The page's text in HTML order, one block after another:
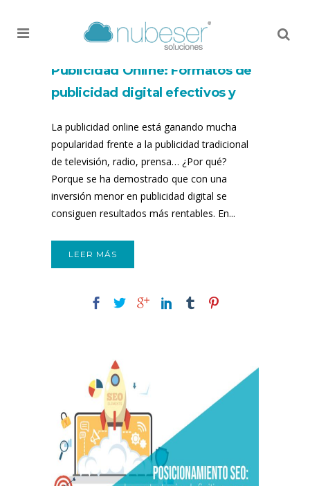
Publicidad Online: Formatos de
publicidad digital efectivos y
La publicidad online está ganando mucha
popularidad frente a la publicidad tradicional
de televisión, radio, prensa… ¿Por qué?
Porque se ha demostrado que con una
inversión menor en publicidad digital se
consiguen resultados más rentables. En...
LEER MÁS